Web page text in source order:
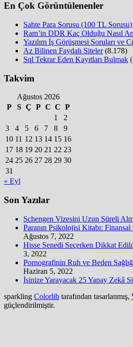
En Çok Görüntülenenler
Sahte Para Sorusu (100 TL Sorusu)
Ram’in DDR Kaç Olduğu Nasıl
Yazılım İş Görüşmesi Soruları ve
Az Bilinen Faydalı Siteler (8.178)
Sql Tekrar Eden Kayıtları Bulmak
Takvim
Ağustos 2026
P
S Ç P C C P
1
2
3
4 5 6 7 8
9
10 11 12 13 14 15 16
17 18 19 20 21 22 23
24 25 26 27 28 29 30
31
« Eyl
Son Yazılar
Schengen Vizesini Uzun Süreli
Paranın Psikolojisi Kitabı:
Ağustos 7, 2022
Hisse Senedi Seçerken Dikkat
3, 2022
Pornografinin Ruh ve Beden
Haziran 5, 2022
İşinize Yarayacak 25 Yapay Zekâ
sparkling Colorlib tarafından tasarlanmış,
güçlendirilmiştir.